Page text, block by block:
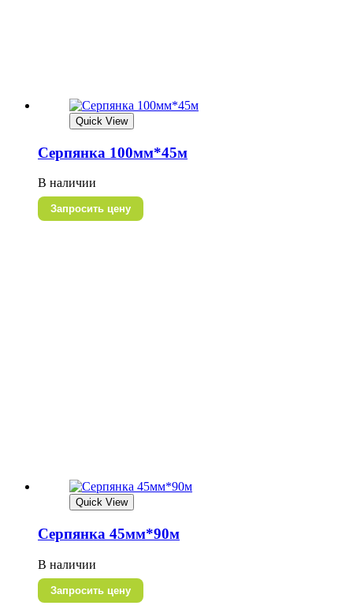
Quick View
Серпянка 100мм*45м
В наличии
Запросить цену
Quick View
Серпянка 45мм*90м
В наличии
Запросить цену